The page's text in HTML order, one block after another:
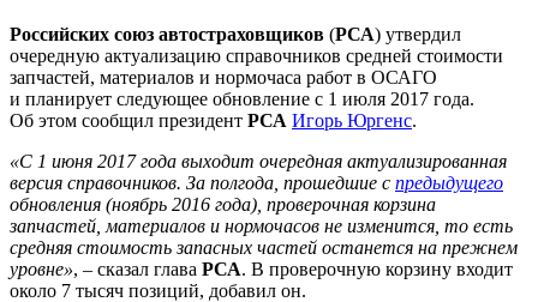
Российских союз автостраховщиков (РСА) утвердил
очередную актуализацию справочников средней стоимости
запчастей, материалов и нормочаса работ в ОСАГО
и планирует следующее обновление с 1 июля 2017 года.
Об этом сообщил президент РСА Игорь Юргенс.
«С 1 июня 2017 года выходит очередная актуализированная
версия справочников. За полгода, прошедшие с предыдущего
обновления (ноябрь 2016 года), проверочная корзина
запчастей, материалов и нормочасов не изменится, то есть
средняя стоимость запасных частей останется на прежнем
уровне», – сказал глава РСА. В проверочную корзину входит
около 7 тысяч позиций, добавил он.